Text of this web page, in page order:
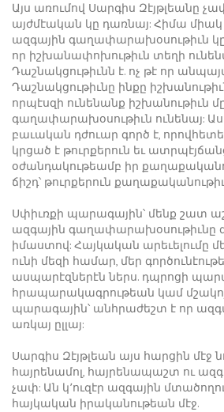
Այս առումով Սարգիս Զէյթլեանը
այժմէական կը դառնայ: Հիմա միակ
ազգային գաղափարախօսութիւն կը
որ իշխանափոխութիւն տեղի
Դաշնակցութիւնն է. ոչ թէ որ
Դաշնակցութիւնը ինքը
որպէսզի ունենանք իշխանութիւն
գաղափարախօսութիւն ունենայ:
բաւական դժուար գործ է,
կրցած է թուրքերուն եւ
օժանդակութեամբ իր
ճիշդ՝ թուրքերուն
Սփիւռքի պարագային՝ մենք շատ
ազգային գաղափարախօսութիւնը
իմաստով: Հայկական արեւելումը
ունի մեզի համար, մեր
ասպարէզներէն ներս. դպրոցի
հրապարակագրութեան կամ
պարագային՝ անհրաժեշտ է որ
առկայ ըլլայ:
Սարգիս Զէյթլեան այս հարցին մէջ
հայրենամոլ, հայրենապաշտ ու
չափ: Ան կ՚ուզէր ազգային
հայկական իրականութեան մէջ.